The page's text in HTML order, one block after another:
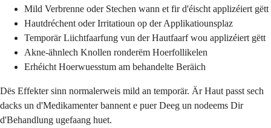
Mild Verbrenne oder Stechen wann et fir d'éischt applizéiert gëtt
Hautdréchent oder Irritatioun op der Applikatiounsplaz
Temporär Liichtfaarfung vun der Hautfaarf wou applizéiert gëtt
Akne-ähnlech Knollen ronderëm Hoerfollikelen
Erhéicht Hoerwuesstum am behandelte Beräich
Dës Effekter sinn normalerweis mild an temporär. Är Haut passt sech
dacks un d'Medikamenter bannent e puer Deeg un nodeems Dir
d'Behandlung ugefaang huet.